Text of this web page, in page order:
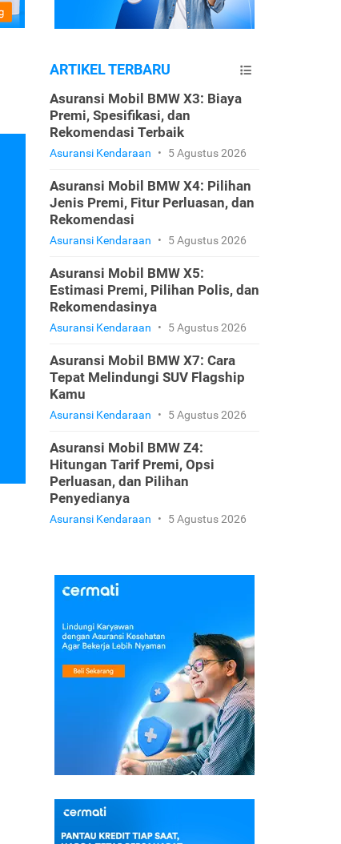
ARTIKEL TERBARU
Asuransi Mobil BMW X3: Biaya
Premi, Spesifikasi, dan
Rekomendasi Terbaik
Asuransi Kendaraan • 5 Agustus 2026
Asuransi Mobil BMW X4: Pilihan
Jenis Premi, Fitur Perluasan, dan
Rekomendasi
Asuransi Kendaraan • 5 Agustus 2026
Asuransi Mobil BMW X5:
Estimasi Premi, Pilihan Polis, dan
Rekomendasinya
Asuransi Kendaraan • 5 Agustus 2026
Asuransi Mobil BMW X7: Cara
Tepat Melindungi SUV Flagship
Kamu
Asuransi Kendaraan • 5 Agustus 2026
Asuransi Mobil BMW Z4:
Hitungan Tarif Premi, Opsi
Perluasan, dan Pilihan
Penyedianya
Asuransi Kendaraan • 5 Agustus 2026